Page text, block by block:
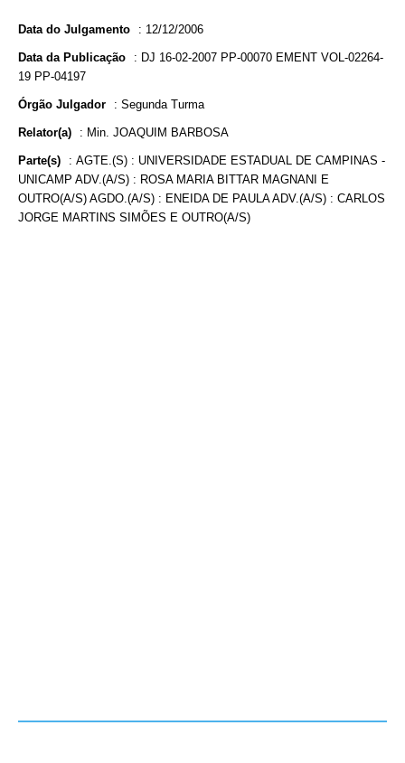
Data do Julgamento : 12/12/2006
Data da Publicação : DJ 16-02-2007 PP-00070 EMENT VOL-02264-
19 PP-04197
Órgão Julgador : Segunda Turma
Relator(a) : Min. JOAQUIM BARBOSA
Parte(s) : AGTE.(S) : UNIVERSIDADE ESTADUAL DE CAMPINAS -
UNICAMP ADV.(A/S) : ROSA MARIA BITTAR MAGNANI E
OUTRO(A/S) AGDO.(A/S) : ENEIDA DE PAULA ADV.(A/S) : CARLOS
JORGE MARTINS SIMÕES E OUTRO(A/S)